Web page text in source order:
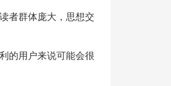
者群体庞大，思想交
的用户来说可能会很